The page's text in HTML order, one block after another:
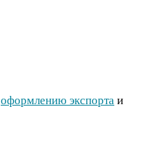
оформлению экспорта и